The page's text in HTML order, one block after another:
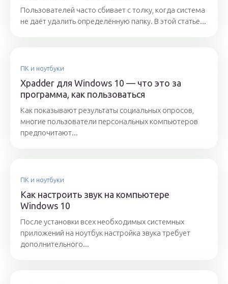
Пользователей часто сбивает с толку, когда система
не даёт удалить определённую папку. В этой статье...
ПК и ноутбуки
Xpadder для Windows 10 — что это за
программа, как пользоваться
Как показывают результаты социальных опросов,
многие пользователи персональных компьютеров
предпочитают...
ПК и ноутбуки
Как настроить звук на компьютере
Windows 10
После установки всех необходимых системных
приложений на ноутбук настройка звука требует
дополнительного...